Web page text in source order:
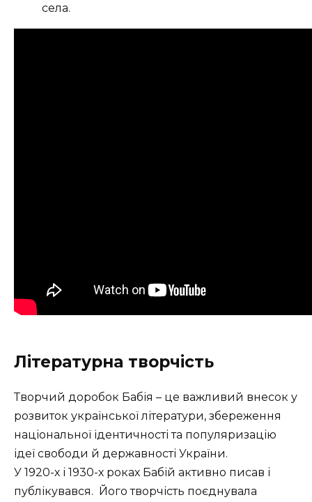
села.
Літературна творчість
Творчий доробок Бабія – це важливий внесок у
розвиток української літератури, збереження
національної ідентичності та популяризацію
ідеї свободи й державності України.
У 1920-х і 1930-х роках Бабій активно писав і
публікувався. Його творчість поєднувала